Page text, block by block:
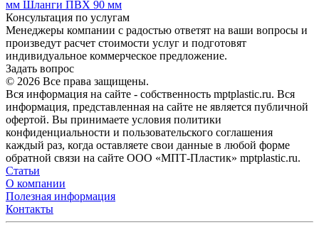
мм Шланги ПВХ 90 мм
Консультация по услугам
Менеджеры компании с радостью ответят на ваши вопросы и
произведут расчет стоимости услуг и подготовят
индивидуальное коммерческое предложение.
Задать вопрос
© 2026 Все права защищены.
Вся информация на сайте - собственность mptplastic.ru. Вся
информация, представленная на сайте не является публичной
офертой. Вы принимаете условия политики
конфиденциальности и пользовательского соглашения
каждый раз, когда оставляете свои данные в любой форме
обратной связи на сайте ООО «МПТ-Пластик» mptplastic.ru.
Статьи
О компании
Полезная информация
Контакты